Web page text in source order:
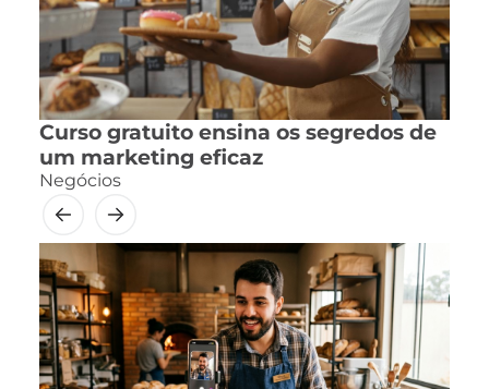
Curso gratuito ensina os segredos de
um marketing eficaz
Negócios